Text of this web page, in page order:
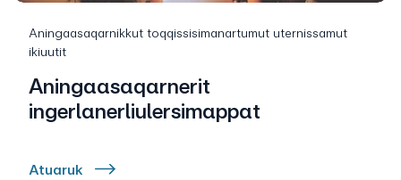
Aningaasaqarnikkut toqqissisimanartumut uternissamut
ikiuutit
Aningaasaqarnerit
ingerlanerliulersimappat
Atuaruk